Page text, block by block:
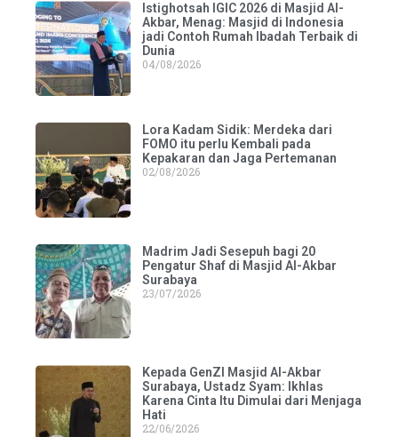
Istighotsah IGIC 2026 di Masjid Al-
Akbar, Menag: Masjid di Indonesia
jadi Contoh Rumah Ibadah Terbaik di
Dunia
04/08/2026
Lora Kadam Sidik: Merdeka dari
FOMO itu perlu Kembali pada
Kepakaran dan Jaga Pertemanan
02/08/2026
Madrim Jadi Sesepuh bagi 20
Pengatur Shaf di Masjid Al-Akbar
Surabaya
23/07/2026
Kepada GenZI Masjid Al-Akbar
Surabaya, Ustadz Syam: Ikhlas
Karena Cinta Itu Dimulai dari Menjaga
Hati
22/06/2026